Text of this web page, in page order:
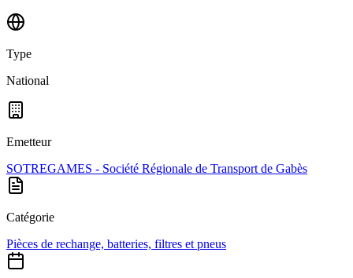
Type
National
Emetteur
SOTREGAMES - Société Régionale de Transport de Gabès
Catégorie
Pièces de rechange, batteries, filtres et pneus